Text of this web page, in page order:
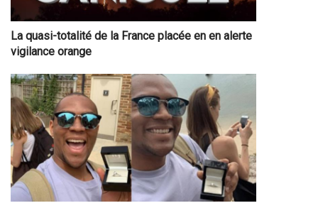
La quasi-totalité de la France placée en en alerte
vigilance orange